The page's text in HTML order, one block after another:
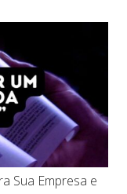
Sua Empresa e